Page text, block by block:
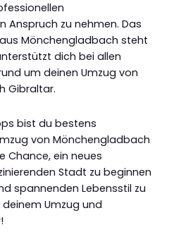
Anspruch zu nehmen. Das
Mönchengladbach steht
dich bei allen
um deinen Umzug von
Gibraltar.
bist du bestens
von Mönchengladbach
Chance, ein neues
Stadt zu beginnen
spannenden Lebensstil zu
Umzug und